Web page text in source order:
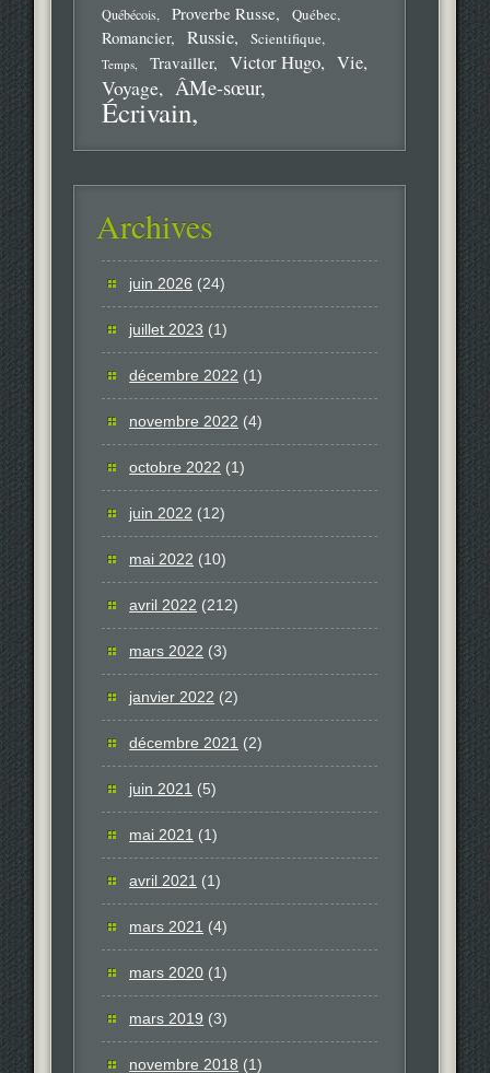
Québécois
Proverbe Russe Québec
Romancier Russie Scientifique
Temps Travailler Victor Hugo Vie
Voyage ÂMe-sœur
Écrivain
Archives
juin 2026 (24)
juillet 2023 (1)
décembre 2022 (1)
novembre 2022 (4)
octobre 2022 (1)
juin 2022 (12)
mai 2022 (10)
avril 2022 (212)
mars 2022 (3)
janvier 2022 (2)
décembre 2021 (2)
juin 2021 (5)
mai 2021 (1)
avril 2021 (1)
mars 2021 (4)
mars 2020 (1)
mars 2019 (3)
novembre 2018 (1)